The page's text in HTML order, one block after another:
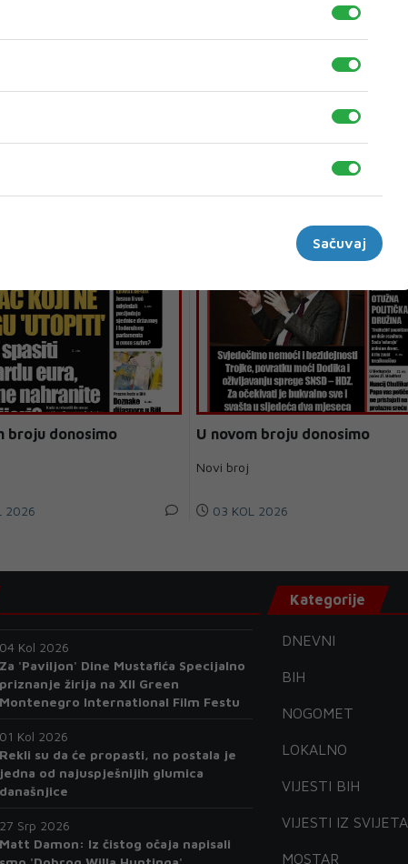
broju donosimo
2026
U novom broju donosimo
Novi broj
03 KOL 2026
Sačuvaj
04 Kol 2026
Za 'Paviljon' Dine Mustafića Specijalno
priznanje žirija na XII Green
Montenegro International Film Festu
01 Kol 2026
Rekli su da će propasti, no postala je
jedna od najuspješnijih glumica
današnjice
27 Srp 2026
Matt Damon: Iz čistog očaja napisali
Kategorije
DNEVNI
BIH
NOGOMET
LOKALNO
VIJESTI BIH
VIJESTI IZ SVIJETA
MOSTAR